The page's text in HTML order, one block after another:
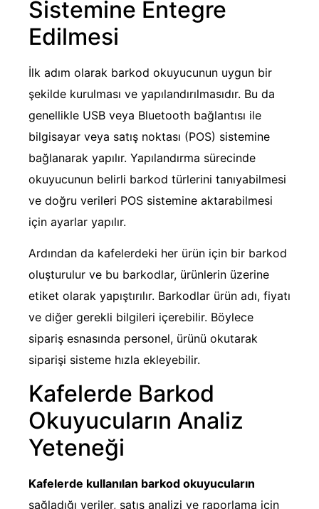
Sistemine Entegre
Edilmesi
İlk adım olarak barkod okuyucunun uygun bir
şekilde kurulması ve yapılandırılmasıdır. Bu da
genellikle USB veya Bluetooth bağlantısı ile
bilgisayar veya satış noktası (POS) sistemine
bağlanarak yapılır. Yapılandırma sürecinde
okuyucunun belirli barkod türlerini tanıyabilmesi
ve doğru verileri POS sistemine aktarabilmesi
için ayarlar yapılır.
Ardından da kafelerdeki her ürün için bir barkod
oluşturulur ve bu barkodlar, ürünlerin üzerine
etiket olarak yapıştırılır. Barkodlar ürün adı, fiyatı
ve diğer gerekli bilgileri içerebilir. Böylece
sipariş esnasında personel, ürünü okutarak
siparişi sisteme hızla ekleyebilir.
Kafelerde Barkod
Okuyucuların Analiz
Yeteneği
Kafelerde kullanılan barkod okuyucuların
sağladığı veriler, satış analizi ve raporlama için